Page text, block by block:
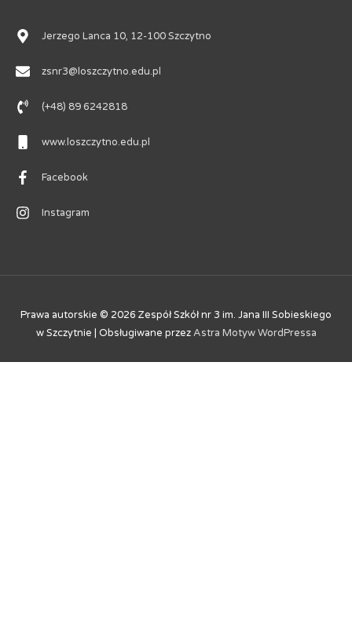
Jerzego Lanca 10, 12-100 Szczytno
zsnr3@loszczytno.edu.pl
(+48) 89 6242818
www.loszczytno.edu.pl
Facebook
Instagram
Prawa autorskie © 2026 Zespół Szkół nr 3 im. Jana III Sobieskiego
w Szczytnie | Obsługiwane przezAstra Motyw WordPressa